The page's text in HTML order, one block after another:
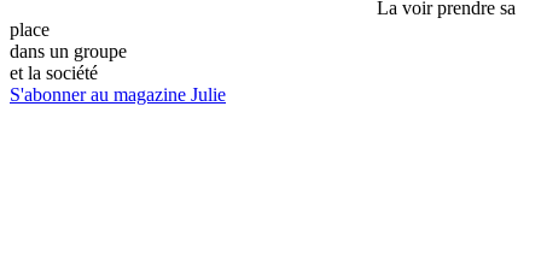
La voir prendre sa
place
dans un groupe
et la société
S'abonner au magazine Julie